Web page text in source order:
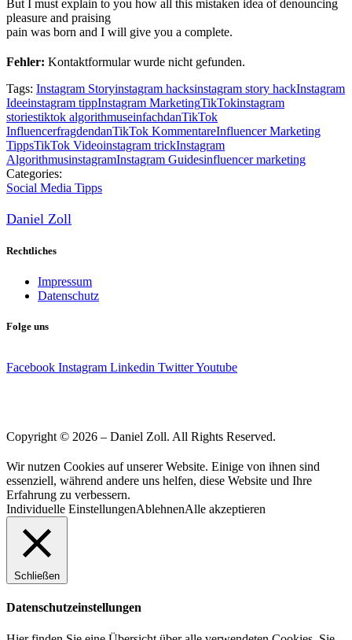
But I must explain to you how all this mistaken idea of denouncing
pleasure and praising
pain was born and I will give you a complete.
Fehler: Kontaktformular wurde nicht gefunden.
Tags: Instagram Storyinstagram hacksinstagram story hackInstagram
Ideeinstagram tippInstagram MarketingTikTokinstagram
storiestiktok algorithmuseinfachdanTikTok
InfluencerfragdendanTikTok KommentareInfluencer Marketing
TippsTikTok Videoinstagram trickInstagram
AlgorithmusinstagramInstagram Guidesinfluencer marketing
Categories:
Social Media Tipps
Daniel Zoll
Rechtliches
Impressum
Datenschutz
Folge uns
Facebook Instagram Linkedin TwitterYoutube
Copyright © 2026 – Daniel Zoll. All Rights Reserved.
Wir nutzen Cookies auf unserer Website. Einige von ihnen sind
essenziell, während andere uns helfen, diese Website und Ihre
Erfahrung zu verbessern.
Individuelle EinstellungenAblehnenAlle akzeptieren
Schließen
Datenschutzeinstellungen